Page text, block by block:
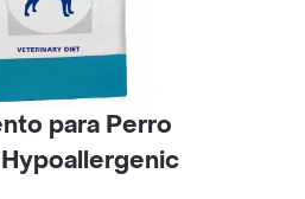
para Perro